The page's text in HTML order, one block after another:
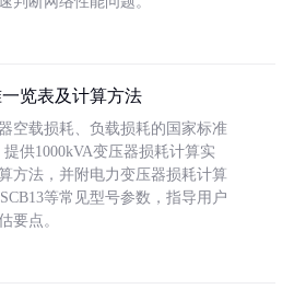
览表及计算方法
空载损耗、负载损耗的国家标准
提供1000kVA变压器损耗计算实
方法，并附电力变压器损耗计算
等常见型号参数，指导用户
要点。